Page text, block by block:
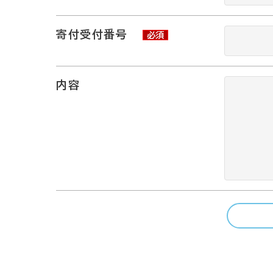
寄付受付番号 必須
内容